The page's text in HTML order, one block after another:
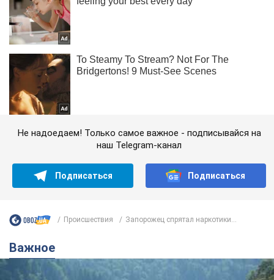
Не надоедаем! Только самое важное - подписывайся на
наш Telegram-канал
Подписаться Подписаться
Происшествия Запорожец спрятал наркотики...
Важное